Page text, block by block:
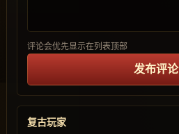
评论会优先显示在列表顶部
发布评论
复古玩家